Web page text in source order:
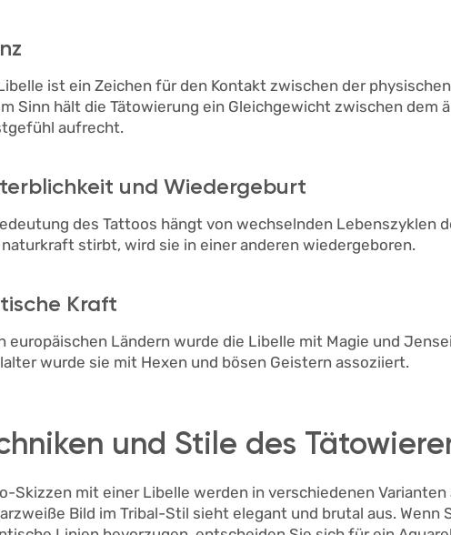
ist ein Zeichen für den Kontakt zwischen der
Sinn hält die Tätowierung ein Gleichgewicht zwischen dem
aufrecht.
und Wiedergeburt
des Tattoos hängt von wechselnden Lebenszyklen
stirbt, wird sie in einer anderen wiedergeboren.
Kraft
europäischen Ländern wurde die Libelle mit Magie und
wurde sie mit Hexen und bösen Geistern assoziiert.
und Stile des
Skizzen mit einer Libelle werden in verschiedenen Varianten
Bild im Tribal-Stil sieht elegant und brutal aus. Wenn